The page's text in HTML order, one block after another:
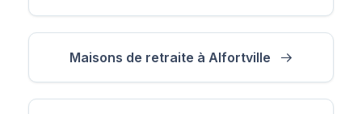
Maisons de retraite à Alfortville